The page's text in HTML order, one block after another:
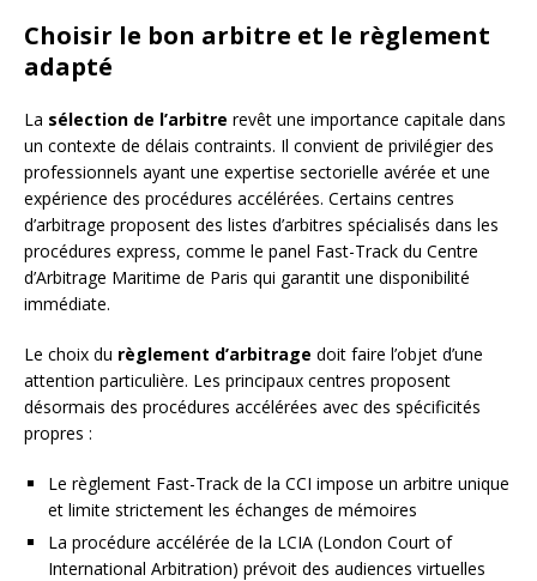
Choisir le bon arbitre et le règlement
adapté
La sélection de l’arbitre revêt une importance capitale dans
un contexte de délais contraints. Il convient de privilégier des
professionnels ayant une expertise sectorielle avérée et une
expérience des procédures accélérées. Certains centres
d’arbitrage proposent des listes d’arbitres spécialisés dans les
procédures express, comme le panel Fast-Track du Centre
d’Arbitrage Maritime de Paris qui garantit une disponibilité
immédiate.
Le choix du règlement d’arbitrage doit faire l’objet d’une
attention particulière. Les principaux centres proposent
désormais des procédures accélérées avec des spécificités
propres :
Le règlement Fast-Track de la CCI impose un arbitre unique
et limite strictement les échanges de mémoires
La procédure accélérée de la LCIA (London Court of
International Arbitration) prévoit des audiences virtuelles